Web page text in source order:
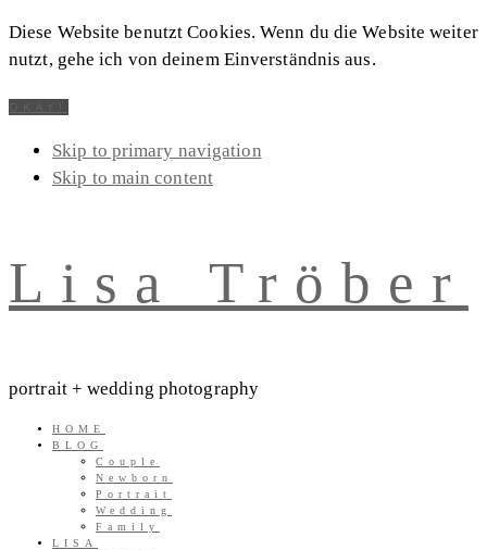
Diese Website benutzt Cookies. Wenn du die Website weiter
nutzt, gehe ich von deinem Einverständnis aus.
OKAY!
Skip to primary navigation
Skip to main content
Lisa Tröber
portrait + wedding photography
HOME
BLOG
Couple
Newborn
Portrait
Wedding
Family
LISA